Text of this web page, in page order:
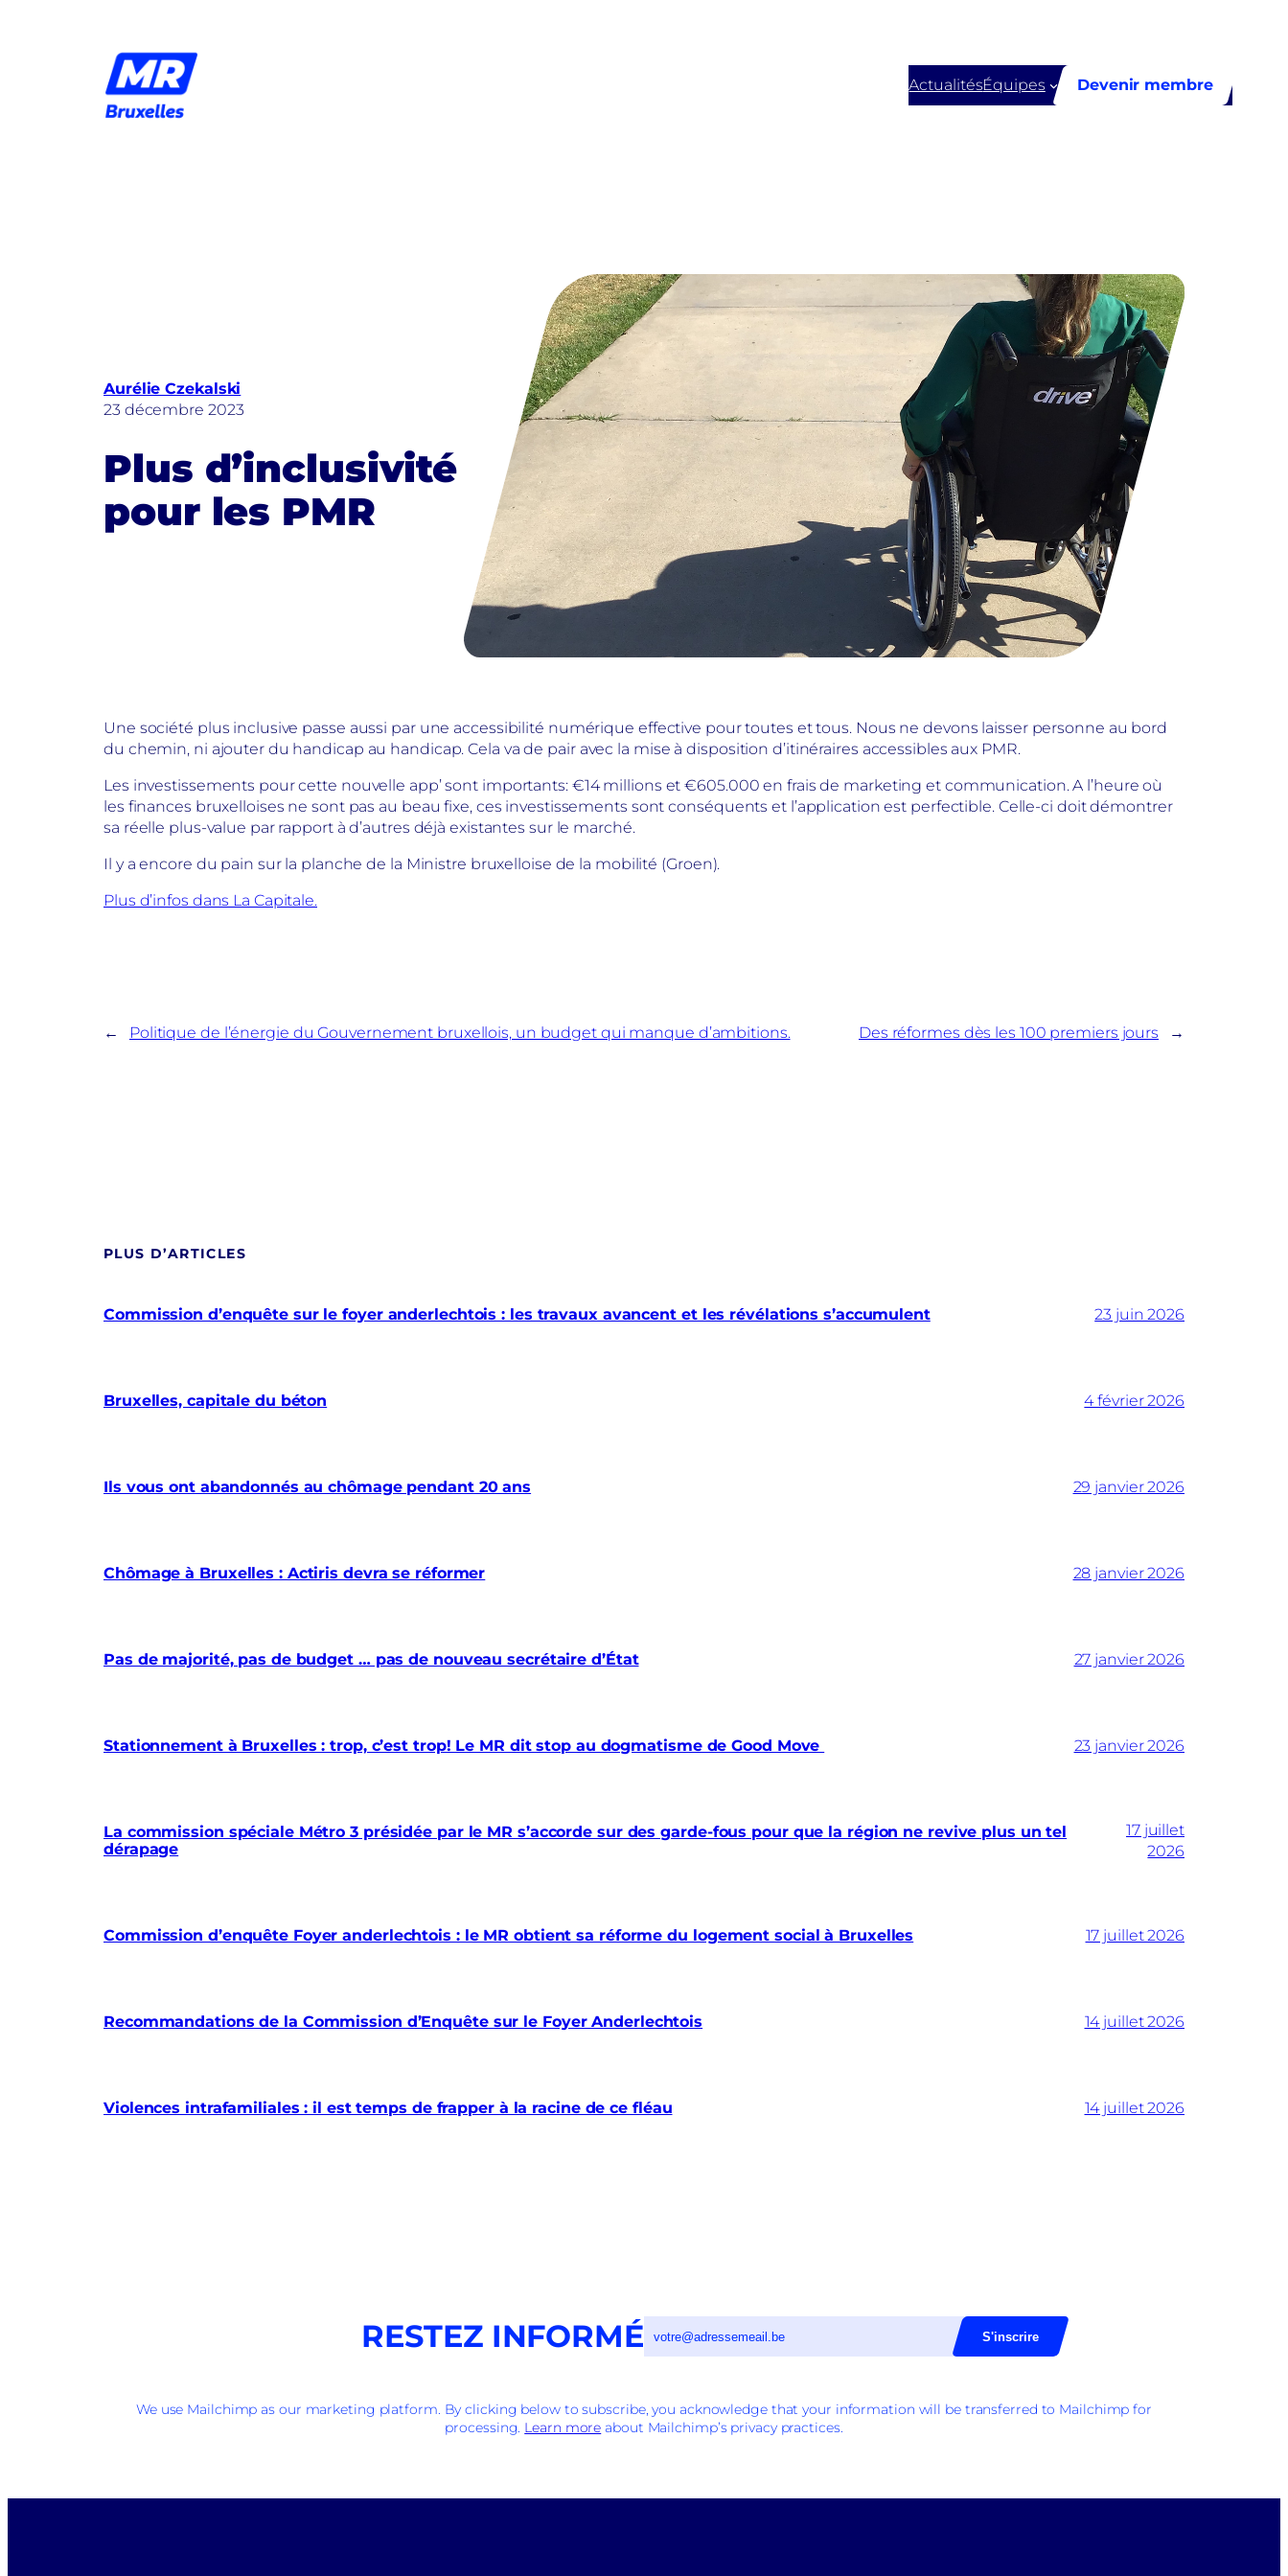
ActualitésÉquipes Devenir membre
Aurélie Czekalski
23 décembre 2023
Plus d’inclusivité
pour les PMR
Une société plus inclusive passe aussi par une accessibilité numérique effective pour toutes et tous. Nous ne devons laisser personne au bord
du chemin, ni ajouter du handicap au handicap. Cela va de pair avec la mise à disposition d’itinéraires accessibles aux PMR.
Les investissements pour cette nouvelle app’ sont importants: €14 millions et €605.000 en frais de marketing et communication. A l’heure où
les finances bruxelloises ne sont pas au beau fixe, ces investissements sont conséquents et l’application est perfectible. Celle-ci doit démontrer
sa réelle plus-value par rapport à d’autres déjà existantes sur le marché.
Il y a encore du pain sur la planche de la Ministre bruxelloise de la mobilité (Groen).
Plus d’infos dans La Capitale.
← Politique de l’énergie du Gouvernement bruxellois, un budget qui manque d’ambitions. Des réformes dès les 100 premiers jours →
PLUS D’ARTICLES
Commission d’enquête sur le foyer anderlechtois : les travaux avancent et les révélations s’accumulent 23 juin 2026
Bruxelles, capitale du béton 4 février 2026
Ils vous ont abandonnés au chômage pendant 20 ans 29 janvier 2026
Chômage à Bruxelles : Actiris devra se réformer 28 janvier 2026
Pas de majorité, pas de budget … pas de nouveau secrétaire d’État 27 janvier 2026
Stationnement à Bruxelles : trop, c’est trop! Le MR dit stop au dogmatisme de Good Move 23 janvier 2026
La commission spéciale Métro 3 présidée par le MR s’accorde sur des garde-fous pour que la région ne revive plus un tel
dérapage
17 juillet
2026
Commission d’enquête Foyer anderlechtois : le MR obtient sa réforme du logement social à Bruxelles 17 juillet 2026
Recommandations de la Commission d’Enquête sur le Foyer Anderlechtois 14 juillet 2026
Violences intrafamiliales : il est temps de frapper à la racine de ce fléau 14 juillet 2026
RESTEZ INFORMÉ
We use Mailchimp as our marketing platform. By clicking below to subscribe, you acknowledge that your information will be transferred to Mailchimp for
processing. Learn more about Mailchimp’s privacy practices.